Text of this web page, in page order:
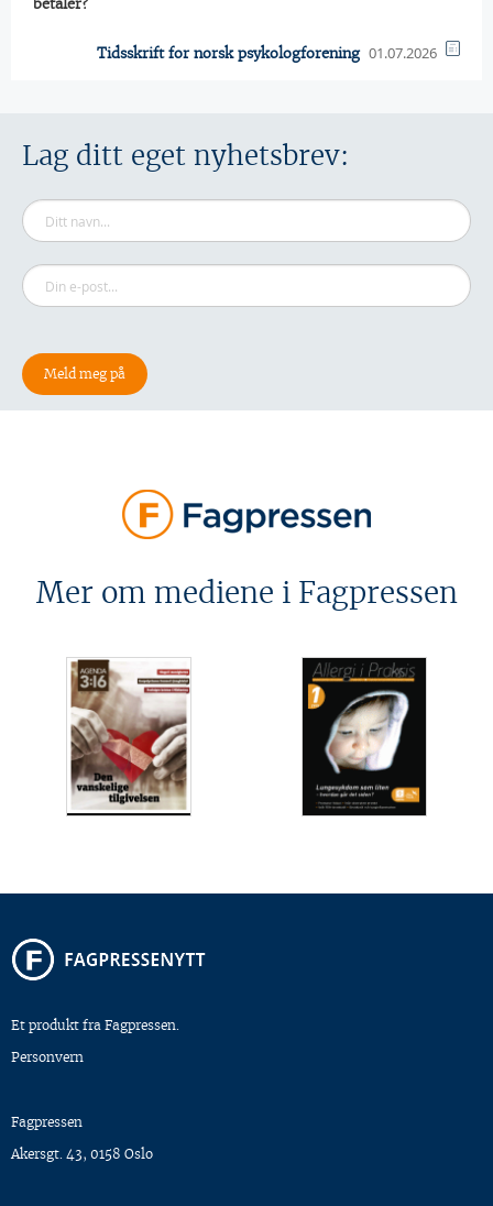
betaler?
Tidsskrift for norsk psykologforening 01.07.2026
Lag ditt eget nyhetsbrev:
Mer om mediene i Fagpressen
Et produkt fra Fagpressen.
Personvern
Fagpressen
Akersgt. 43, 0158 Oslo